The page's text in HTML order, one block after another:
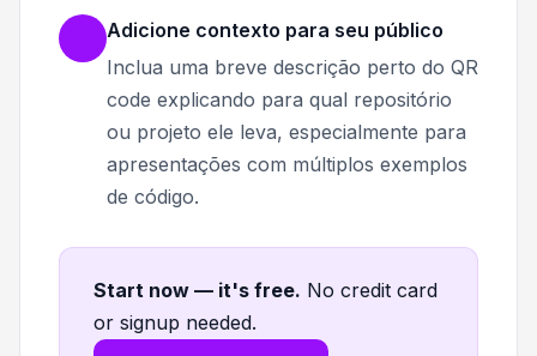
Adicione contexto para seu público
Inclua uma breve descrição perto do QR
code explicando para qual repositório
ou projeto ele leva, especialmente para
apresentações com múltiplos exemplos
de código.
Start now — it's free. No credit card
or signup needed.